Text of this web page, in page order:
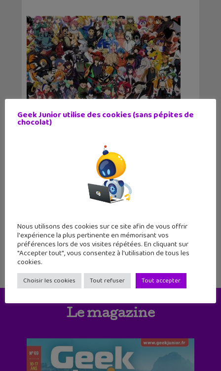
Top 5 des animés à voir
(absolument) en 2021
12 janvier 2021
Tu veux regarder des animés mais tu ne sais
pas par où commencer ? On te propose la
absolument en 2021. Nous t'avons fait la
liste des 5
Le magazine
Geek Junior utilise des cookies (sans pépites de
chocolat)
Nous utilisons des cookies sur ce site afin de vous offrir
l'expérience la plus pertinente en mémorisant vos
préférences lors de vos visites répétées. En cliquant sur
"Accepter tout", vous consentez à l'utilisation de tous les
cookies.
Choisir les cookies Tout refuser Tout accepter